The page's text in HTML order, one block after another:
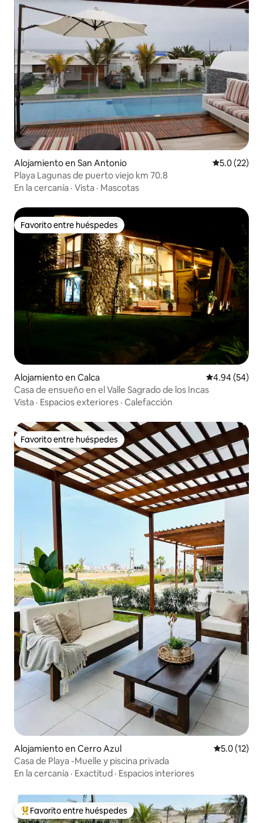
Alojamiento en San Antonio Calificación
5.0 (22)
Playa Lagunas de puerto viejo km 70.8
En la cercanía · Vista · Mascotas
Favorito entre huéspedes
Favorito entre huéspedes
Alojamiento en Calca Calificación
4.94 (54)
Casa de ensueño en el Valle Sagrado de los Incas
Vista · Espacios exteriores · Calefacción
Favorito entre huéspedes
Favorito entre huéspedes
Alojamiento en Cerro Azul Calificación
5.0 (12)
Casa de Playa -Muelle y piscina privada
En la cercanía · Exactitud · Espacios interiores
Favorito entre huéspedes preferido
Favorito entre huéspedes